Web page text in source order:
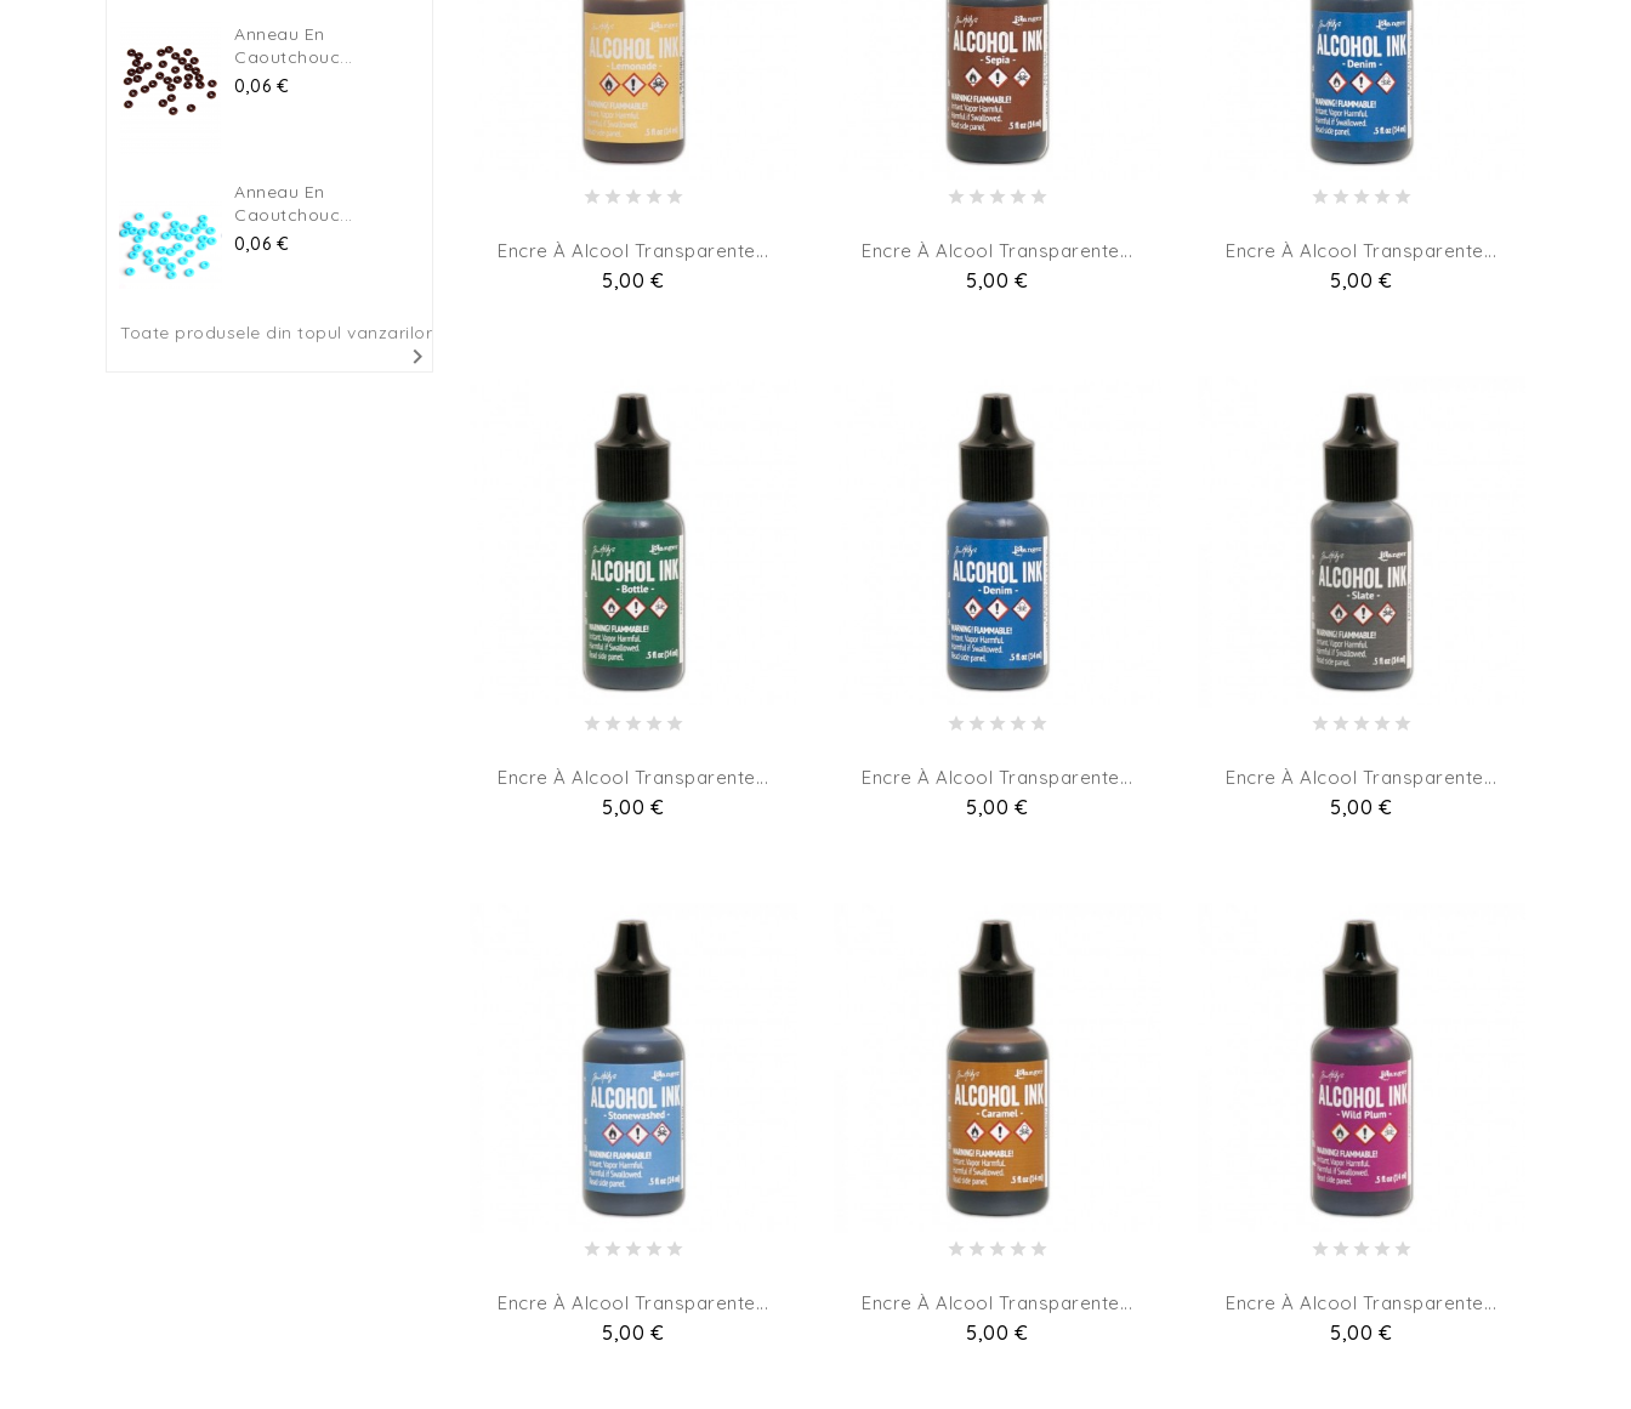
Anneau En
Caoutchouc...
Pret
0,06 €
Anneau En
Caoutchouc...
Pret
0,06 €
Toate produsele din topul vanzarilor

Encre À Alcool Transparente...
Pret
5,00 €
Encre À Alcool Transparente...
Pret
5,00 €
Encre À Alcool Transparente...
Pret
5,00 €
Encre À Alcool Transparente...
Pret
5,00 €
Encre À Alcool Transparente...
Pret
5,00 €
Encre À Alcool Transparente...
Pret
5,00 €
Encre À Alcool Transparente...
Pret
5,00 €
Encre À Alcool Transparente...
Pret
5,00 €
Encre À Alcool Transparente...
Pret
5,00 €